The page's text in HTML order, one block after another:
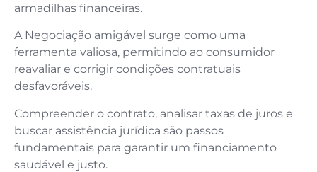
armadilhas financeiras.
A Negociação amigável surge como uma
ferramenta valiosa, permitindo ao consumidor
reavaliar e corrigir condições contratuais
desfavoráveis.
Compreender o contrato, analisar taxas de juros e
buscar assistência jurídica são passos
fundamentais para garantir um financiamento
saudável e justo.